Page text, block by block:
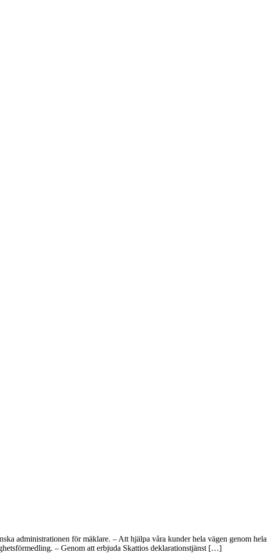
administrationen för mäklare. – Att hjälpa våra kunder hela vägen genom hela
– Genom att erbjuda Skattios deklarationstjänst […]